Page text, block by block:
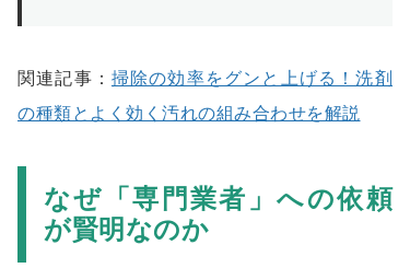
関連記事： 掃除の効率をグンと上げる！洗剤
の種類とよく効く汚れの組み合わせを解説
なぜ「専門業者」への依頼
が賢明なのか